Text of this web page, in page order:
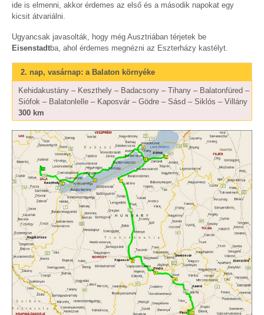
ide is elmenni, akkor érdemes az első és a második napokat egy
kicsit átvariálni.
Ugyancsak javasolták, hogy még Ausztriában térjetek be
Eisenstadtba, ahol érdemes megnézni az Eszterházy kastélyt.
2. nap, vasárnap: a Balaton környéke
Kehidakustány – Keszthely – Badacsony – Tihany – Balatonfüred –
Siófok – Balatonlelle – Kaposvár – Gödre – Sásd – Siklós – Villány
300 km